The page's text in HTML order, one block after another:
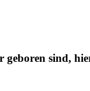
geboren sind,